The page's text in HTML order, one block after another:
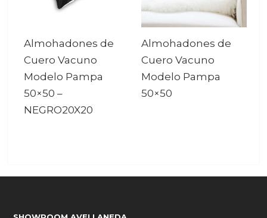
Almohadones de
Cuero Vacuno
Modelo Pampa
50×50 –
NEGRO20X20
Almohadones de
Cuero Vacuno
Modelo Pampa
50×50